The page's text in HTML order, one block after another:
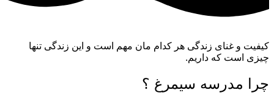
کیفیت و غنای زندگی هر کدام مان مهم است و این زندگی تنها
چیزی است که داریم.
چرا مدرسه سیمرغ ؟